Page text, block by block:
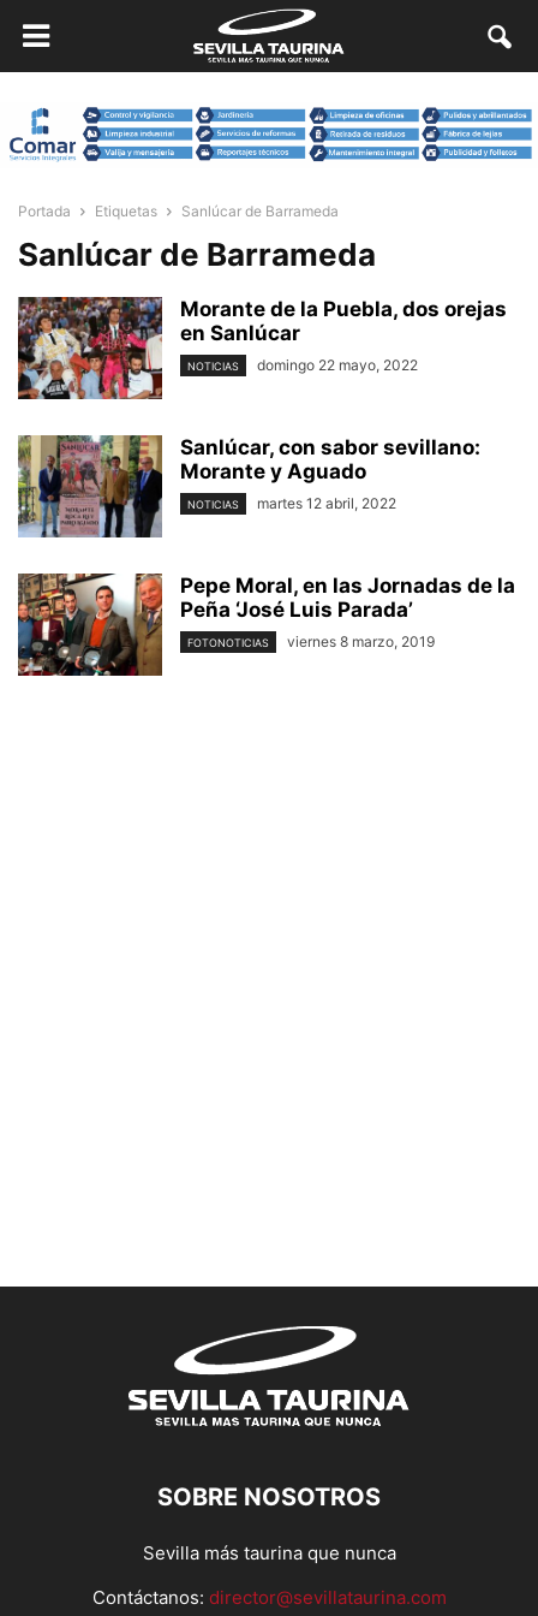
Portada Etiquetas Sanlúcar de Barrameda
Sanlúcar de Barrameda
Morante de la Puebla, dos orejas
en Sanlúcar
NOTICIAS domingo 22 mayo, 2022
Sanlúcar, con sabor sevillano:
Morante y Aguado
NOTICIAS martes 12 abril, 2022
Pepe Moral, en las Jornadas de la
Peña ‘José Luis Parada’
FOTONOTICIAS viernes 8 marzo, 2019
SOBRE NOSOTROS
Sevilla más taurina que nunca
Contáctanos: director@sevillataurina.com